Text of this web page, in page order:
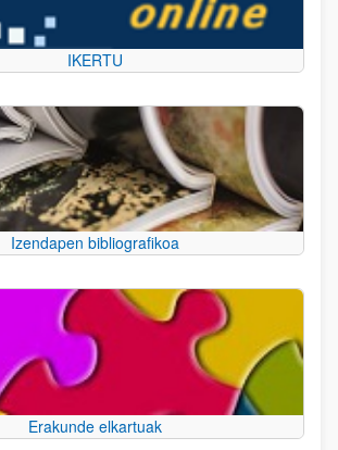
IKERTU
Izendapen bibliografikoa
Erakunde elkartuak